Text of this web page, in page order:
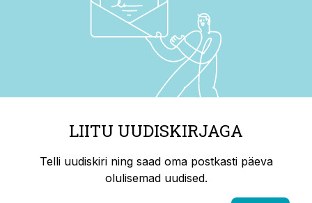
LIITU UUDISKIRJAGA
Telli uudiskiri ning saad oma postkasti päeva
olulisemad uudised.